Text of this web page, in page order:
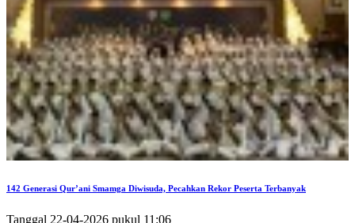
142 Generasi Qur’ani Smamga Diwisuda, Pecahkan Rekor Peserta Terbanyak
Tanggal 22-04-2026 pukul 11:06